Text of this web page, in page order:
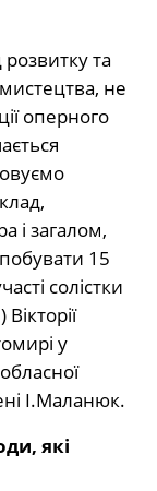
та
не
оперного
і загалом,
15
солістки
у
І.Маланюк.
які